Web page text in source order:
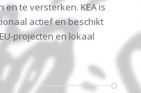
te versterken. KEA is
actief en beschikt
projecten en lokaal